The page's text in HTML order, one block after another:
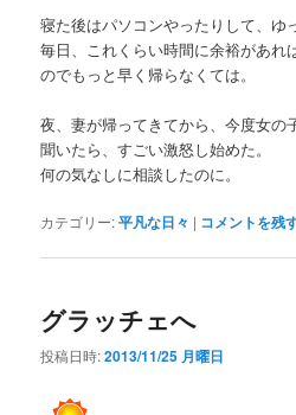
寝た後はパソコンやったりして、ゆ
毎日、これくらい時間に余裕があ
のでもっと早く帰らなくては。
夜、妻が帰ってきてから、今度女の
聞いたら、すごい激怒し始めた。
何の気なしに相談したのに。
カテゴリー:平凡な日々 | コメントを残
グラッチェへ
投稿日時:2013/11/25 月曜日